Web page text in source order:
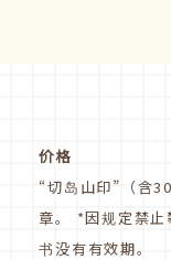
价格
“切岛山印”（含
章。 *因规定禁
书没有有效期。